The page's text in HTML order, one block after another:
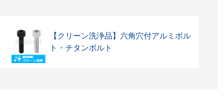
【クリーン洗浄品】六角穴付アルミボル
ト・チタンボルト